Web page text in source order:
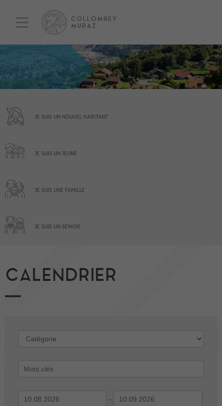
JE SUIS UN NOUVEL HABITANT
JE SUIS UN JEUNE
JE SUIS UNE FAMILLE
JE SUIS UN SENIOR
CALENDRIER
-